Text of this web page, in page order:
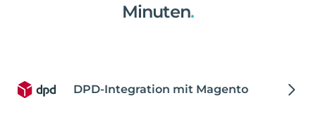
Minuten.
DPD-Integration mit Magento